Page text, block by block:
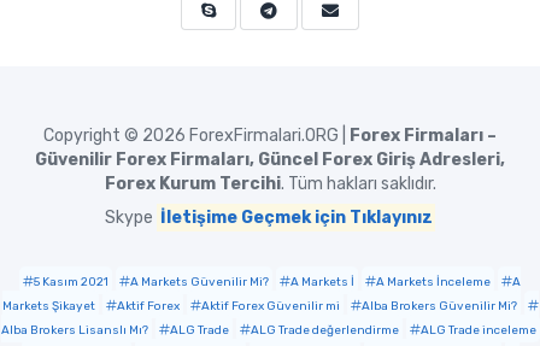
Copyright © 2026 ForexFirmalari.ORG |
Forex Firmaları –
Güvenilir Forex Firmaları, Güncel Forex Giriş Adresleri,
Forex Kurum Tercihi. Tüm hakları saklıdır.
Skype İletişime Geçmek için Tıklayınız
5 Kasım 2021 A Markets Güvenilir Mi? A Markets İ A Markets İnceleme
A
Markets Şikayet
Aktif Forex Aktif Forex Güvenilir mi
Alba Brokers Güvenilir Mi?
Alba Brokers Lisanslı Mı?
ALG Trade ALG Trade değerlendirme
ALG Trade inceleme